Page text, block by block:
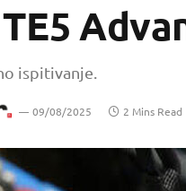
ispitivanje.
09/08/2025 2 Mins Read